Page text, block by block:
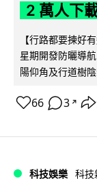
2 萬人下
【行路都要揀好
星期開發防曬導
陽仰角及行道樹
66 3 ↗
科技娛樂 科技